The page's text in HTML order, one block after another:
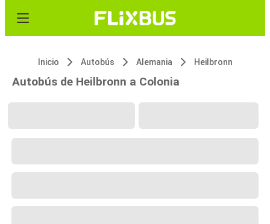
Inicio Autobús Alemania Heilbronn
Autobús de Heilbronn a Colonia